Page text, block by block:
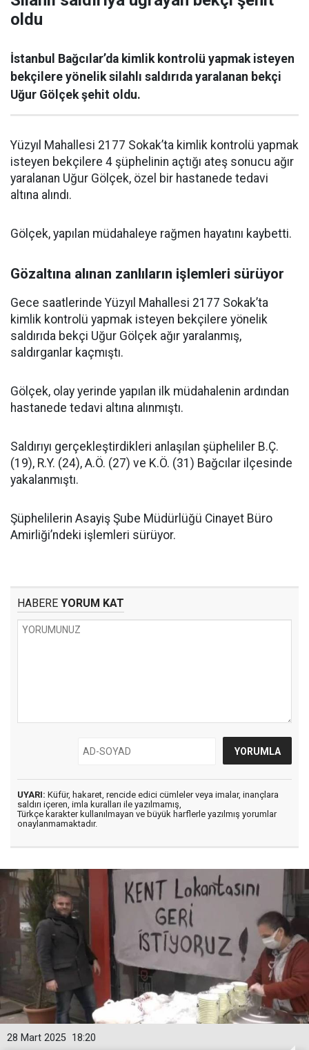
oldu
İstanbul Bağcılar’da kimlik kontrolü yapmak isteyen
bekçilere yönelik silahlı saldırıda yaralanan bekçi
Uğur Gölçek şehit oldu.
Yüzyıl Mahallesi 2177 Sokak’ta kimlik kontrolü yapmak
isteyen bekçilere 4 şüphelinin açtığı ateş sonucu ağır
yaralanan Uğur Gölçek, özel bir hastanede tedavi
altına alındı.
Gölçek, yapılan müdahaleye rağmen hayatını kaybetti.
Gözaltına alınan zanlıların işlemleri sürüyor
Gece saatlerinde Yüzyıl Mahallesi 2177 Sokak’ta
kimlik kontrolü yapmak isteyen bekçilere yönelik
saldırıda bekçi Uğur Gölçek ağır yaralanmış,
saldırganlar kaçmıştı.
Gölçek, olay yerinde yapılan ilk müdahalenin ardından
hastanede tedavi altına alınmıştı.
Saldırıyı gerçekleştirdikleri anlaşılan şüpheliler B.Ç.
(19), R.Y. (24), A.Ö. (27) ve K.Ö. (31) Bağcılar ilçesinde
yakalanmıştı.
Şüphelilerin Asayiş Şube Müdürlüğü Cinayet Büro
Amirliği’ndeki işlemleri sürüyor.
HABERE YORUM KAT
UYARI: Küfür, hakaret, rencide edici cümleler veya imalar, inançlara
saldırı içeren, imla kuralları ile yazılmamış,
Türkçe karakter kullanılmayan ve büyük harflerle yazılmış yorumlar
onaylanmamaktadır.
18:20
28 Mart 2025